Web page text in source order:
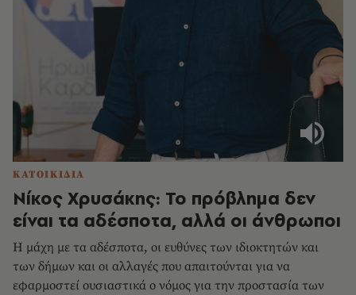
ΚΑΤΟΙΚΙΔΙΑ
Νίκος Χρυσάκης: Το πρόβλημα δεν
είναι τα αδέσποτα, αλλά οι άνθρωποι
Η μάχη με τα αδέσποτα, οι ευθύνες των ιδιοκτητών και
των δήμων και οι αλλαγές που απαιτούνται για να
εφαρμοστεί ουσιαστικά ο νόμος για την προστασία των